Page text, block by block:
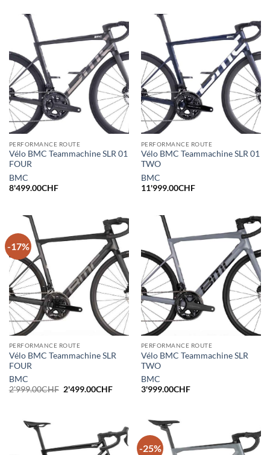
PERFORMANCE ROUTE
Vélo BMC Teammachine SLR 01
FOUR
BMC
8'499.00CHF
PERFORMANCE ROUTE
Vélo BMC Teammachine SLR 01
TWO
BMC
11'999.00CHF
-17%
PERFORMANCE ROUTE
Vélo BMC Teammachine SLR
FOUR
BMC
2'999.00CHF Le
2'499.00CHFLe
2'499.00CHF.
PERFORMANCE ROUTE
Vélo BMC Teammachine SLR
TWO
BMC
3'999.00CHF
-25%